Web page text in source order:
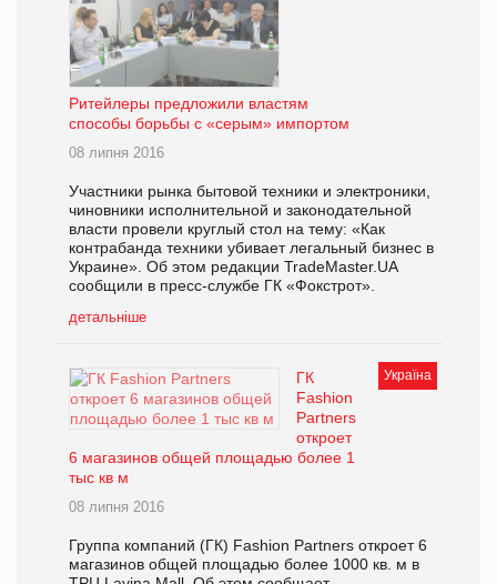
Ритейлеры предложили властям
способы борьбы с «серым» импортом
08 липня 2016
Участники рынка бытовой техники и электроники,
чиновники исполнительной и законодательной
власти провели круглый стол на тему: «Как
контрабанда техники убивает легальный бизнес в
Украине». Об этом редакции TradeMaster.UA
сообщили в пресс-службе ГК «Фокстрот».
детальніше
Україна
ГК
Fashion
Partners
откроет
6 магазинов общей площадью более 1
тыс кв м
08 липня 2016
Группа компаний (ГК) Fashion Partners откроет 6
магазинов общей площадью более 1000 кв. м в